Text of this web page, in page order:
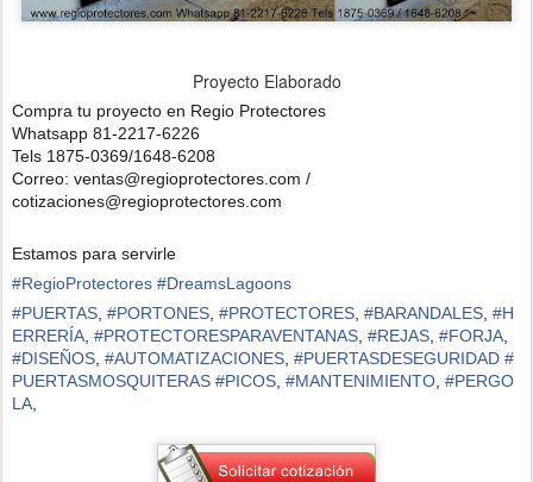
Proyecto Elaborado
Compra tu proyecto en Regio Protectores
Whatsapp 81-2217-6226
Tels 1875-0369/1648-6208
Correo: ventas@regioprotectores.com /
cotizaciones@regioprotectores.com
Estamos para servirle
#RegioProtectores #DreamsLagoons
#PUERTAS #PORTONES #PROTECTORES #BARANDALES #H
ERRERÍA #PROTECTORESPARAVENTANAS #REJAS #FORJA
#DISEÑOS #AUTOMATIZACIONES #PUERTASDESEGURIDAD #
PUERTASMOSQUITERAS #PICOS #MANTENIMIENTO #PERGO
LA